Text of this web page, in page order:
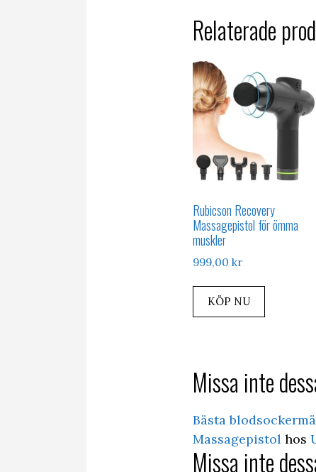
Relaterade
Rubicson Recovery
Massagepistol för ömma
muskler
999,00 kr
KÖP NU
Missa inte
Bästa
Massagepistol hos
Missa inte